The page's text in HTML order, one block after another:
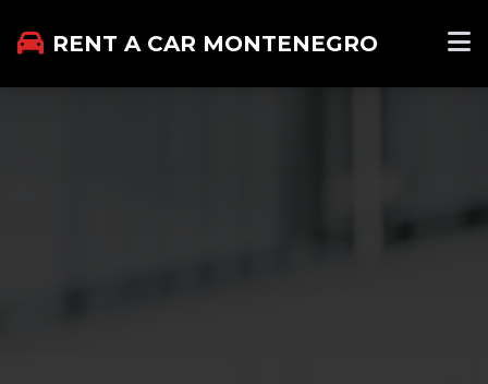
RENT A CAR MONTENEGRO